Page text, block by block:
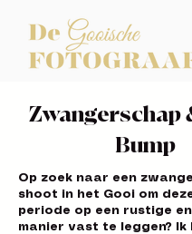
Zwangerschap
Bump
Op zoek naar een
shoot in het Gooi om
periode op een rustige
manier vast te leggen? Ik